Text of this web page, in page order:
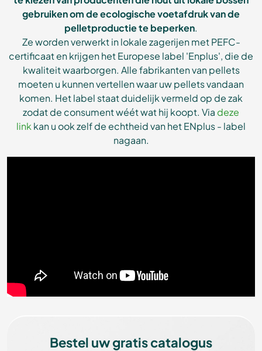
gebruiken om de ecologische voetafdruk van de
pelletproductie te beperken.
Ze worden verwerkt in lokale zagerijen met PEFC-
certificaat en krijgen het Europese label 'Enplus', die de
kwaliteit waarborgen. Alle fabrikanten van pellets
moeten u kunnen vertellen waar uw pellets vandaan
komen. Het label staat duidelijk vermeld op de zak
zodat de consument wéét wat hij koopt. Via deze
linkkan u ook zelf de echtheid van het ENplus - label
nagaan.
Bestel uw gratis catalogus